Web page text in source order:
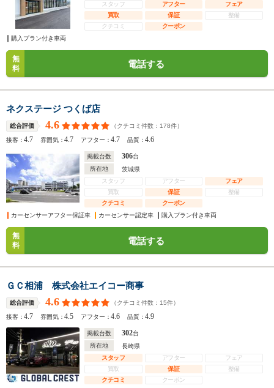
スタッフ
アフター
フェア
買取
保証
整備
クチコミ
クーポン
購入プラン付き車両
無
料
電話する
ネクステージ つくば店
総合評価 4.6 （クチコミ件数： 178件）
接客：4.7 雰囲気：4.7 アフター：4.7 品質：4.6
掲載台数 306台
所在地
茨城県
スタッフ
アフター
フェア
買取
保証
整備
クチコミ
クーポン
カーセンサーアフター保証車
カーセンサー認定車 購入プラン付き車両
無
料
電話する
ＧＣ相浦 株式会社エイコー商事
総合評価 4.6 （クチコミ件数： 15件）
接客：4.7 雰囲気：4.5 アフター：4.6 品質：4.9
掲載台数 302台
所在地
長崎県
スタッフ
アフター
フェア
買取
保証
整備
クチコミ
クーポン